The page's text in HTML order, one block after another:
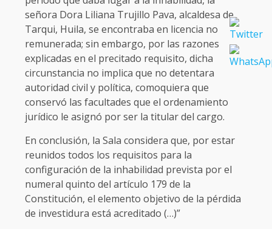
señora Dora Liliana Trujillo Pava, alcaldesa de
Tarqui, Huila, se encontraba en licencia no
remunerada; sin embargo, por las razones
explicadas en el precitado requisito, dicha
circunstancia no implica que no detentara
autoridad civil y política, comoquiera que
conservó las facultades que el ordenamiento
jurídico le asignó por ser la titular del cargo.
En conclusión, la Sala considera que, por estar
reunidos todos los requisitos para la
configuración de la inhabilidad prevista por el
numeral quinto del artículo 179 de la
Constitución, el elemento objetivo de la pérdida
de investidura está acreditado (…)”